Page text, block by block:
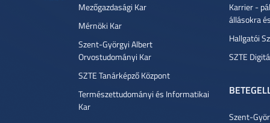
Mezőgazdasági Kar
Mérnöki Kar
Szent-Györgyi Albert
Orvostudományi Kar
SZTE Tanárképző Központ
Természettudományi és Informatikai
Kar
Karrier -
állásokra
Hallgatói
SZTE
Szent-